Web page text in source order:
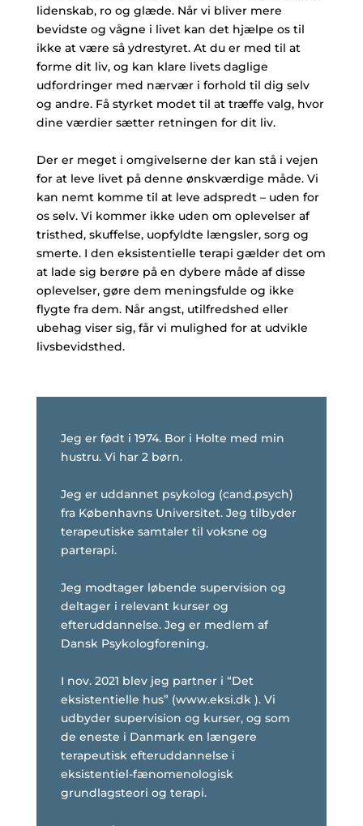
lidenskab, ro og glæde. Når vi bliver mere
bevidste og vågne i livet kan det hjælpe os til
ikke at være så ydrestyret. At du er med til at
forme dit liv, og kan klare livets daglige
udfordringer med nærvær i forhold til dig selv
og andre. Få styrket modet til at træffe valg, hvor
dine værdier sætter retningen for dit liv.
Der er meget i omgivelserne der kan stå i vejen
for at leve livet på denne ønskværdige måde. Vi
kan nemt komme til at leve adspredt – uden for
os selv. Vi kommer ikke uden om oplevelser af
tristhed, skuffelse, uopfyldte længsler, sorg og
smerte. I den eksistentielle terapi gælder det om
at lade sig berøre på en dybere måde af disse
oplevelser, gøre dem meningsfulde og ikke
flygte fra dem. Når angst, utilfredshed eller
ubehag viser sig, får vi mulighed for at udvikle
livsbevidsthed.
Jeg er født i 1974. Bor i Holte med min
hustru. Vi har 2 børn.
Jeg er uddannet psykolog (cand.psych)
fra Københavns Universitet. Jeg tilbyder
terapeutiske samtaler til voksne og
parterapi.
Jeg modtager løbende supervision og
deltager i relevant kurser og
efteruddannelse. Jeg er medlem af
Dansk Psykologforening.
I nov. 2021 blev jeg partner i “Det
eksistentielle hus” (www.eksi.dk ). Vi
udbyder supervision og kurser, og som
de eneste i Danmark en længere
terapeutisk efteruddannelse i
eksistentiel-fænomenologisk
grundlagsteori og terapi.